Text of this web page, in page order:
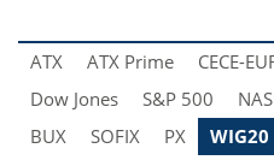
ATX ATX Prime CECE-
Dow Jones
S&P 500
BUX
SOFIX PX WIG20